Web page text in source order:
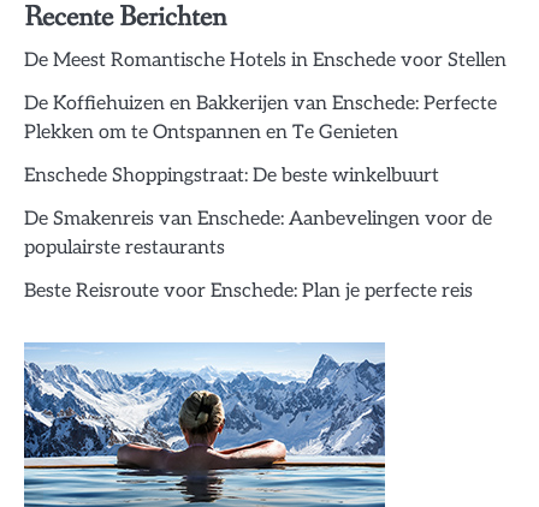
Recente Berichten
De Meest Romantische Hotels in Enschede voor Stellen
De Koffiehuizen en Bakkerijen van Enschede: Perfecte
Plekken om te Ontspannen en Te Genieten
Enschede Shoppingstraat: De beste winkelbuurt
De Smakenreis van Enschede: Aanbevelingen voor de
populairste restaurants
Beste Reisroute voor Enschede: Plan je perfecte reis